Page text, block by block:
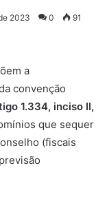
2023 0 91
a
convenção
1.334, inciso II,
que sequer
(fiscais